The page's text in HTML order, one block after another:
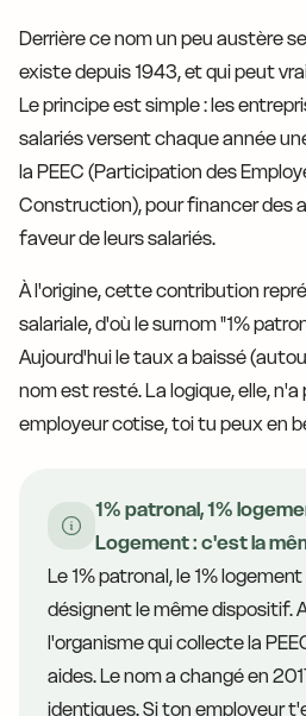
Derrière ce nom un peu austère
existe depuis 1943, et qui peut
Le principe est simple : les
salariés versent chaque année
la PEEC (Participation des
Construction), pour financer des
faveur de leurs salariés.
À l'origine, cette contribution
salariale, d'où le surnom "1%
Aujourd'hui le taux a baissé
nom est resté. La logique, elle,
employeur cotise, toi tu peux en
1% patronal, 1%
Logement : c'est la
Le 1% patronal, le 1%
désignent le même dispositif.
l'organisme qui collecte la
aides. Le nom a changé en
identiques. Si ton employeur